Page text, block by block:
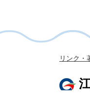
リンク・